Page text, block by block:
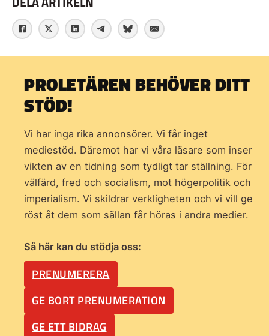
PROLETÄREN BEHÖVER DITT
STÖD!
Vi har inga rika annonsörer. Vi får inget
mediestöd. Däremot har vi våra läsare som inser
vikten av en tidning som tydligt tar ställning. För
välfärd, fred och socialism, mot högerpolitik och
imperialism. Vi skildrar verkligheten och vi vill ge
röst åt dem som sällan får höras i andra medier.
Så här kan du stödja oss:
PRENUMERERA
GE BORT PRENUMERATION
GE ETT BIDRAG